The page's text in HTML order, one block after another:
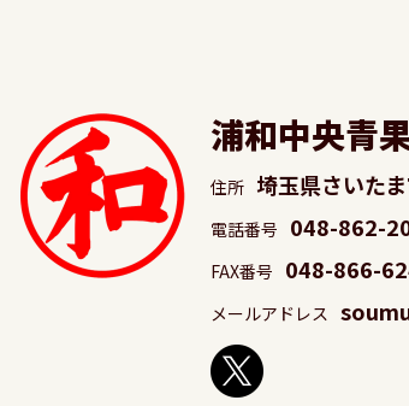
浦和中央青
住所 埼玉県さいた
電話番号 048-862-
FAX番号 048-866-
メールアドレス